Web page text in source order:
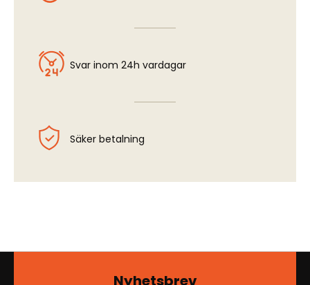
Svar inom 24h vardagar
Säker betalning
Nyhetsbrev